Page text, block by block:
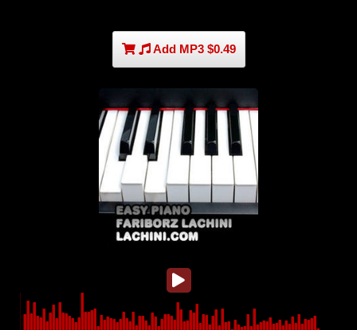
Add MP3 $0.49